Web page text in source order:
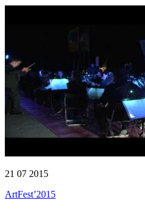
21 07 2015
ArtFest’2015